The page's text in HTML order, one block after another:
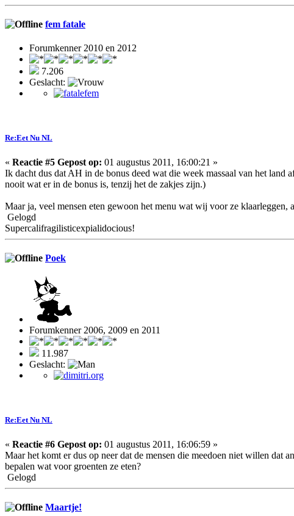
fem fatale
Forumkenner 2010 en 2012
7.206
Geslacht:
Re:Eet Nu NL
« Reactie #5 Gepost op: 01 augustus 2011, 16:00:21 »
Ik dacht dus dat AH in de bonus deed wat die week massaal van het
nooit wat er in de bonus is, tenzij het de zakjes zijn.)
Maar ja, veel mensen eten gewoon het menu wat wij voor ze klaarleggen,
Gelogd
Supercalifragilisticexpialidocious!
Poek
Forumkenner 2006, 2009 en 2011
11.987
Geslacht:
Re:Eet Nu NL
« Reactie #6 Gepost op: 01 augustus 2011, 16:06:59 »
Maar het komt er dus op neer dat de mensen die meedoen niet willen dat
bepalen wat voor groenten ze eten?
Gelogd
Maartje!